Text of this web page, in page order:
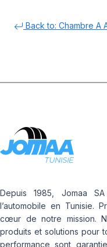
Back to: Chambre A
Depuis 1985, Jomaa
l’automobile en Tunisie.
cœur de notre mission.
produits et solutions pour
performance sont